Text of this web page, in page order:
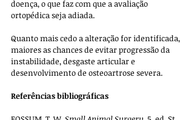
doença, o que faz com que a avaliação
ortopédica seja adiada.
Quanto mais cedo a alteração for identificada,
maiores as chances de evitar progressão da
instabilidade, desgaste articular e
desenvolvimento de osteoartrose severa.
Referências bibliográficas